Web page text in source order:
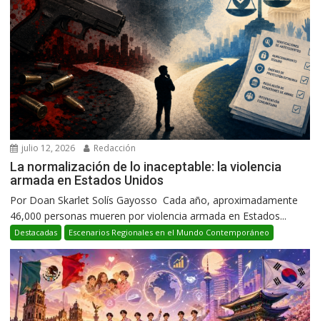
julio 12, 2026 Redacción
La normalización de lo inaceptable: la violencia
armada en Estados Unidos
Por Doan Skarlet Solís Gayosso Cada año, aproximadamente
46,000 personas mueren por violencia armada en Estados...
Destacadas Escenarios Regionales en el Mundo Contemporáneo